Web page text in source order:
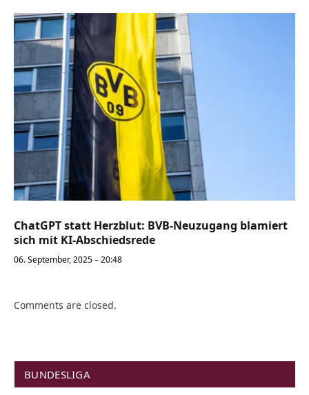
ChatGPT statt Herzblut: BVB-Neuzugang blamiert
sich mit KI-Abschiedsrede
06. September, 2025 – 20:48
Comments are closed.
BUNDESLIGA